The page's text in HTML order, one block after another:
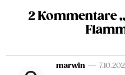
2 Kommentare
marwin —